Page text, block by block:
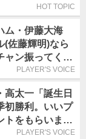
8月8日のオリッ
HOT TOPIC
ム・伊藤大海
(佐藤輝明)なら
ャン振ってくれ
と思って超スロ
魔球
PLAYER'S VOICE
高太一「誕生日
初勝利。いいプ
トをもらいまし
バースデー星
PLAYER'S VOICE